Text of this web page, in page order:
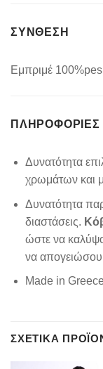
ΣΥΝΘΕΣΗ
Εμπριμέ
ΠΛΗΡΟΦΟΡΊΕΣ
Δυνατότητα
χρωμάτων και
Δυνατότητα
διαστάσεις.
ώστε να
να
Made in
ΣΧΕΤΙΚΆ